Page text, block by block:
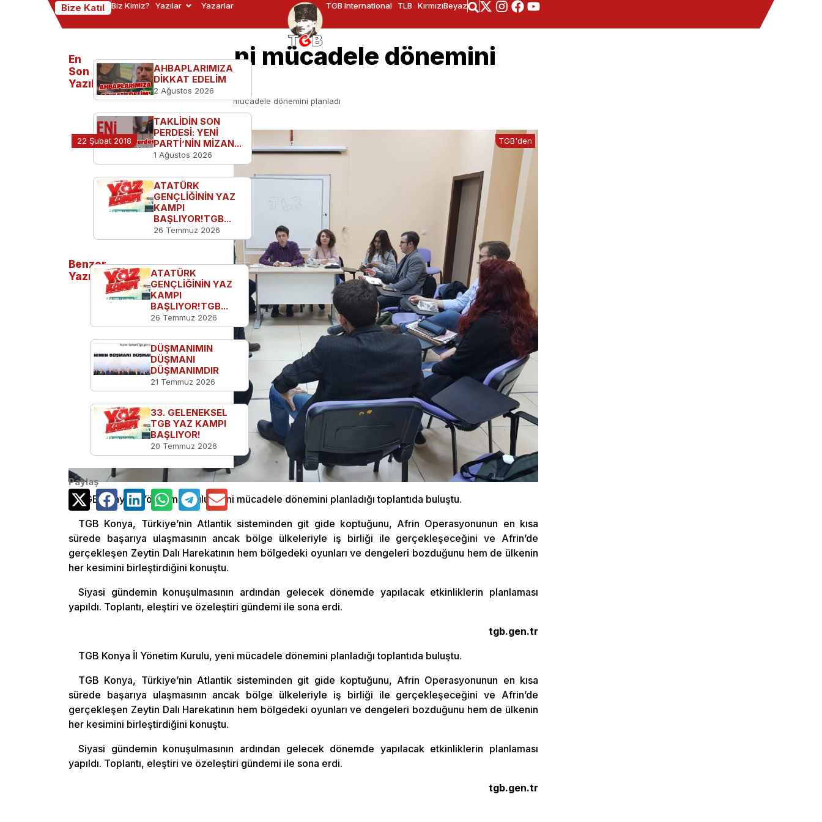
Bize Katıl Biz Kimiz? Yazılar Yazarlar TGB International TLB KırmızıBeyaz
TGB Konya yeni mücadele dönemini
planladı
Ana Sayfa TGB'den TGB Konya yeni mücadele dönemini planladı
22 Şubat 2018 TGB'den
TGB Konya İl Yönetim Kurulu, yeni mücadele dönemini planladığı toplantıda buluştu.
TGB Konya, Türkiye’nin Atlantik sisteminden git gide koptuğunu, Afrin Operasyonunun en kısa
sürede başarıya ulaşmasının ancak bölge ülkeleriyle iş birliği ile gerçekleşeceğini ve Afrin’de
gerçekleşen Zeytin Dalı Harekatının hem bölgedeki oyunları ve dengeleri bozduğunu hem de ülkenin
her kesimini birleştirdiğini konuştu.
Siyasi gündemin konuşulmasının ardından gelecek dönemde yapılacak etkinliklerin planlaması
yapıldı. Toplantı, eleştiri ve özeleştiri gündemi ile sona erdi.
tgb.gen.tr
TGB Konya İl Yönetim Kurulu, yeni mücadele dönemini planladığı toplantıda buluştu.
TGB Konya, Türkiye’nin Atlantik sisteminden git gide koptuğunu, Afrin Operasyonunun en kısa
sürede başarıya ulaşmasının ancak bölge ülkeleriyle iş birliği ile gerçekleşeceğini ve Afrin’de
gerçekleşen Zeytin Dalı Harekatının hem bölgedeki oyunları ve dengeleri bozduğunu hem de ülkenin
her kesimini birleştirdiğini konuştu.
Siyasi gündemin konuşulmasının ardından gelecek dönemde yapılacak etkinliklerin planlaması
yapıldı. Toplantı, eleştiri ve özeleştiri gündemi ile sona erdi.
tgb.gen.tr
En
Son
Yazılanlar
AHBAPLARIMIZA
DİKKAT EDELİM
2 Ağustos 2026
TAKLİDİN SON
PERDESİ: YENİ
PARTİ’NİN MİZAN...
1 Ağustos 2026
ATATÜRK
GENÇLİĞİNİN YAZ
KAMPI
BAŞLIYOR!TGB...
26 Temmuz 2026
Benzer
Yazılar
ATATÜRK
GENÇLİĞİNİN YAZ
KAMPI
BAŞLIYOR!TGB...
26 Temmuz 2026
DÜŞMANIMIN
DÜŞMANI
DÜŞMANIMDIR
21 Temmuz 2026
33. GELENEKSEL
TGB YAZ KAMPI
BAŞLIYOR!
20 Temmuz 2026
Paylaş